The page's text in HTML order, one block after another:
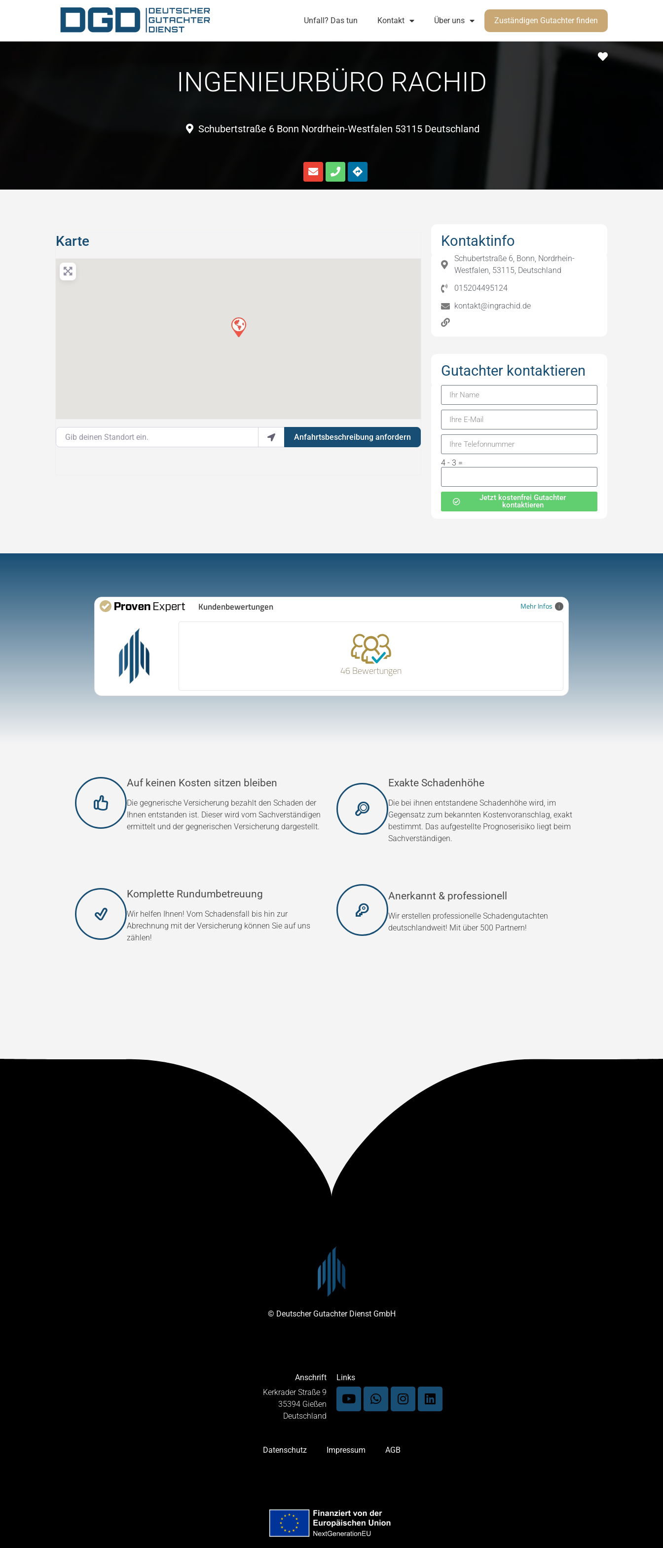
Unfall? Das tun Kontakt Über uns Zuständigen Gutachter finden
Favorit
INGENIEURBÜRO RACHID
Schubertstraße 6 Bonn Nordrhein-Westfalen 53115 Deutschland
Karte
Gib deinen Standort ein.
Anfahrtsbeschreibung anfordern
Kontaktinfo
Schubertstraße 6, Bonn, Nordrhein-
Westfalen, 53115, Deutschland
015204495124
kontakt@ingrachid.de
Gutachter kontaktieren
4 - 3 =
Jetzt kostenfrei Gutachter
kontaktieren
Mehr Infos
Kundenbewertungen
46 Bewertungen
Auf keinen Kosten sitzen bleiben
Die gegnerische Versicherung bezahlt den Schaden der
Ihnen entstanden ist. Dieser wird vom Sachverständigen
ermittelt und der gegnerischen Versicherung dargestellt.
Exakte Schadenhöhe
Die bei ihnen entstandene Schadenhöhe wird, im
Gegensatz zum bekannten Kostenvoranschlag, exakt
bestimmt. Das aufgestellte Prognoserisiko liegt beim
Sachverständigen.
Komplette Rundumbetreuung
Wir helfen Ihnen! Vom Schadensfall bis hin zur
Abrechnung mit der Versicherung können Sie auf uns
zählen!
Anerkannt & professionell
Wir erstellen professionelle Schadengutachten
deutschlandweit! Mit über 500 Partnern!
© Deutscher Gutachter Dienst GmbH
Anschrift
Kerkrader Straße 9
35394 Gießen
Deutschland
Links
Datenschutz Impressum AGB